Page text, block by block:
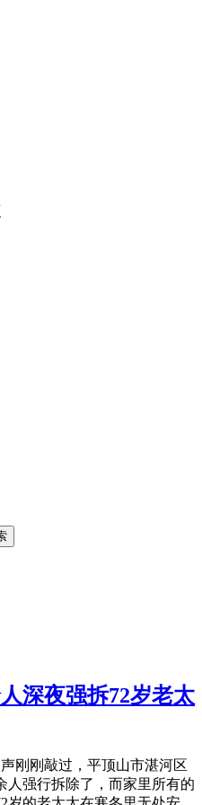
深夜强拆72岁老太
刚刚敲过，平顶山市湛河区
人强行拆除了，而家里所有的